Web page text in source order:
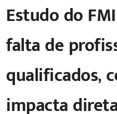
Estudo do
falta de
qualificados,
impacta